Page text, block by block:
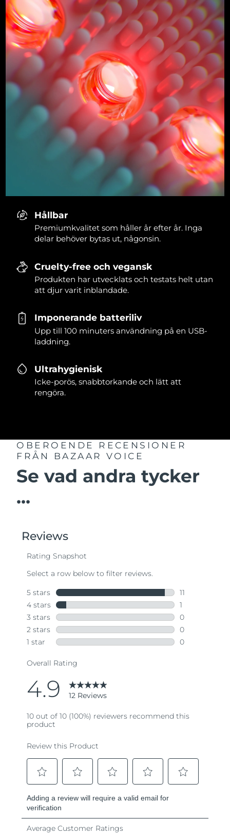
Hållbar
Premiumkvalitet som håller år efter år. Inga
delar behöver bytas ut, någonsin.
Cruelty-free och vegansk
Produkten har utvecklats och testats helt utan
att djur varit inblandade.
Imponerande batteriliv
Upp till 100 minuters användning på en USB-
laddning.
Ultrahygienisk
Icke-porös, snabbtorkande och lätt att
rengöra.
OBEROENDE RECENSIONER
FRÅN BAZAAR VOICE
Se vad andra tycker
...